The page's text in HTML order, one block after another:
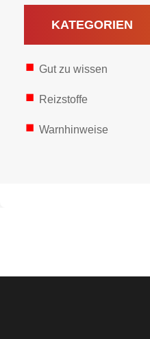
KATEGORIEN
Gut zu wissen
Reizstoffe
Warnhinweise